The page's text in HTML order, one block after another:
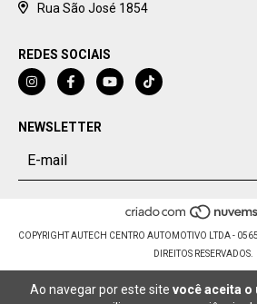
Ao navegar por este site você aceita o
Rua São José 1854
REDES SOCIAIS
NEWSLETTER
COPYRIGHT AUTECH CENTRO AUTOMOTIVO LTDA -
DIREITOS RESERVADOS.